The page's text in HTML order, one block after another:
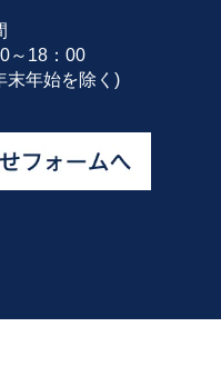
～18：00
末年始を除く)